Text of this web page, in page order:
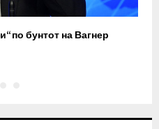
по бунтот на Вагнер